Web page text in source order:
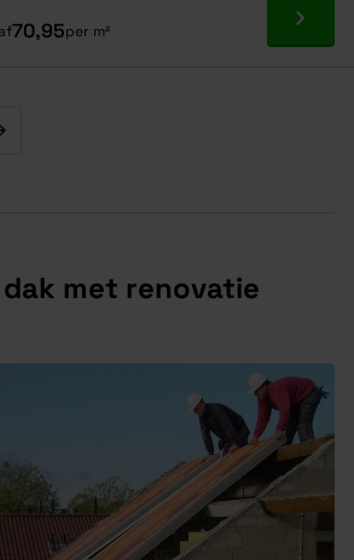
70,95per m² Ga
pagina
met renovatie